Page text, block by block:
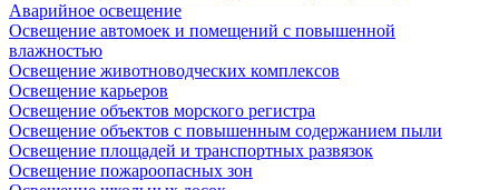
Аварийное освещение
Освещение автомоек и помещений с повышенной
влажностью
Освещение животноводческих комплексов
Освещение карьеров
Освещение объектов морского регистра
Освещение объектов с повышенным содержанием пыли
Освещение площадей и транспортных развязок
Освещение пожароопасных зон